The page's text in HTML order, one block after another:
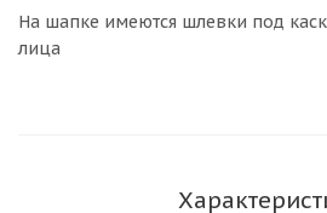
На шапке имеются шлевки под
лица